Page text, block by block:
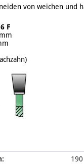
von weichen und
F
190